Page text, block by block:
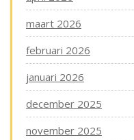
maart 2026
februari 2026
januari 2026
december 2025
november 2025